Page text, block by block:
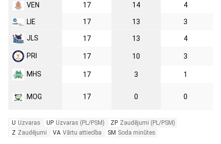
VEN 17 14 4
LIE 17 13 3
JLS 17 13 4
PRI 17 10 3
MHS 17 3 1
MOG 17 0 0
U Uzvaras UP Uzvaras (PL/PSM) ZP Zaudējumi (PL/PSM)
Z Zaudējumi VA Vārtu attiecība SM Soda minūtes